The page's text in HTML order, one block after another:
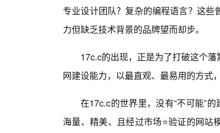
专业设计团队？复杂的编程语言？这
力但缺乏技术背景的品牌望而却步。
17c.c的出现，正是为了打破这个
网建设能力，以最直观、最易用的方式
在17c.c的世界里，没有“不可能”
海量、精美、且经过市场⭐验证的网